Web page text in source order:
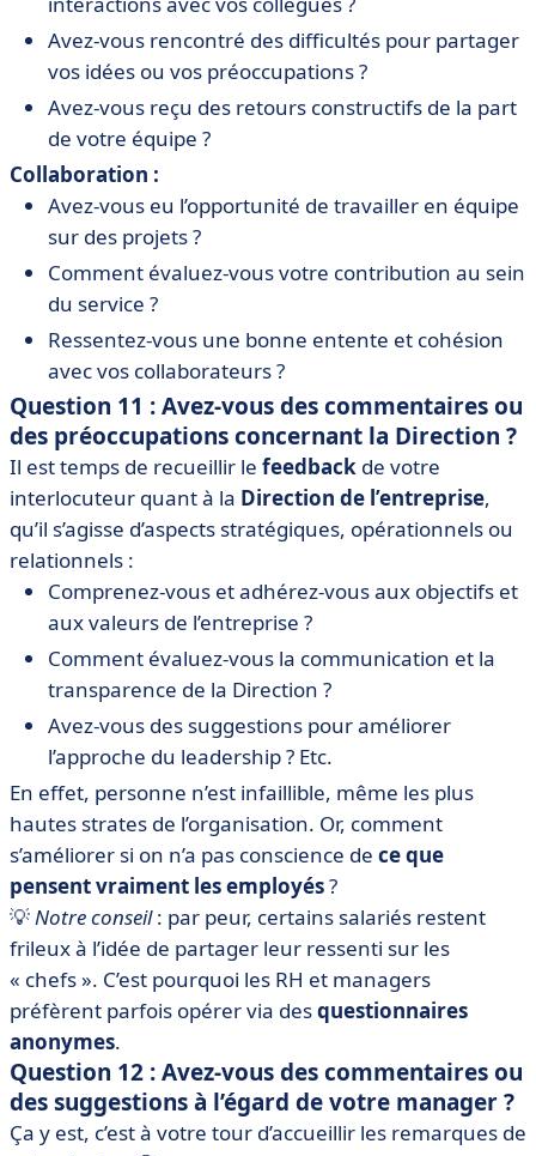
Avez-vous rencontré des difficultés pour partager
vos idées ou vos préoccupations ?
Avez-vous reçu des retours constructifs de la part
de votre équipe ?
Collaboration :
Avez-vous eu l’opportunité de travailler en équipe
sur des projets ?
Comment évaluez-vous votre contribution au sein
du service ?
Ressentez-vous une bonne entente et cohésion
avec vos collaborateurs ?
Question 11 : Avez-vous des commentaires ou
des préoccupations concernant la Direction ?
Il est temps de recueillir le feedback de votre
interlocuteur quant à la Direction de l’entreprise,
qu’il s’agisse d’aspects stratégiques, opérationnels ou
relationnels :
Comprenez-vous et adhérez-vous aux objectifs et
aux valeurs de l’entreprise ?
Comment évaluez-vous la communication et la
transparence de la Direction ?
Avez-vous des suggestions pour améliorer
l’approche du leadership ? Etc.
En effet, personne n’est infaillible, même les plus
hautes strates de l’organisation. Or, comment
s’améliorer si on n’a pas conscience de ce que
pensent vraiment les employés?
💡Notre conseil: par peur, certains salariés restent
frileux à l’idée de partager leur ressenti sur les
« chefs ». C’est pourquoi les RH et managers
préfèrent parfois opérer via desquestionnaires
anonymes.
Question 12 : Avez-vous des commentaires ou
des suggestions à l’égard de votre manager ?
Ça y est, c’est à votre tour d’accueillir les remarques de